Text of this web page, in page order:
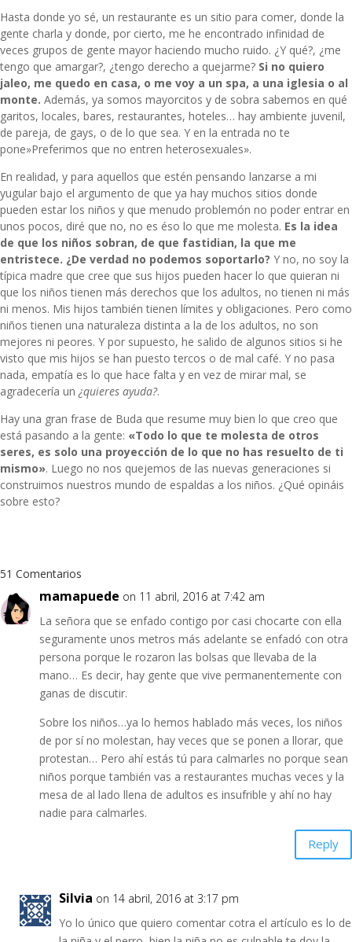
Hasta donde yo sé, un restaurante es un sitio para comer, donde la
gente charla y donde, por cierto, me he encontrado infinidad de
veces grupos de gente mayor haciendo mucho ruido. ¿Y qué?, ¿me
tengo que amargar?, ¿tengo derecho a quejarme? Si no quiero
jaleo, me quedo en casa, o me voy a un spa, a una iglesia o al
monte. Además, ya somos mayorcitos y de sobra sabemos en qué
garitos, locales, bares, restaurantes, hoteles… hay ambiente juvenil,
de pareja, de gays, o de lo que sea. Y en la entrada no te
pone»Preferimos que no entren heterosexuales».
En realidad, y para aquellos que estén pensando lanzarse a mi
yugular bajo el argumento de que ya hay muchos sitios donde
pueden estar los niños y que menudo problemón no poder entrar en
unos pocos, diré que no, no es éso lo que me molesta. Es la idea
de que los niños sobran, de que fastidian, la que me
entristece. ¿De verdad no podemos soportarlo? Y no, no soy la
típica madre que cree que sus hijos pueden hacer lo que quieran ni
que los niños tienen más derechos que los adultos, no tienen ni más
ni menos. Mis hijos también tienen límites y obligaciones. Pero como
niños tienen una naturaleza distinta a la de los adultos, no son
mejores ni peores. Y por supuesto, he salido de algunos sitios si he
visto que mis hijos se han puesto tercos o de mal café. Y no pasa
nada, empatía es lo que hace falta y en vez de mirar mal, se
agradecería un ¿quieres ayuda?.
Hay una gran frase de Buda que resume muy bien lo que creo que
está pasando a la gente: «Todo lo que te molesta de otros
seres, es solo una proyección de lo que no has resuelto de ti
mismo». Luego no nos quejemos de las nuevas generaciones si
construimos nuestros mundo de espaldas a los niños. ¿Qué opináis
sobre esto?
51 Comentarios
mamapuede on 11 abril, 2016 at 7:42 am
La señora que se enfado contigo por casi chocarte con ella
seguramente unos metros más adelante se enfadó con otra
persona porque le rozaron las bolsas que llevaba de la
mano… Es decir, hay gente que vive permanentemente con
ganas de discutir.
Sobre los niños…ya lo hemos hablado más veces, los niños
de por sí no molestan, hay veces que se ponen a llorar, que
protestan… Pero ahí estás tú para calmarles no porque sean
niños porque también vas a restaurantes muchas veces y la
mesa de al lado llena de adultos es insufrible y ahí no hay
nadie para calmarles.
Reply
Silvia on 14 abril, 2016 at 3:17 pm
Yo lo único que quiero comentar cotra el artículo es lo de